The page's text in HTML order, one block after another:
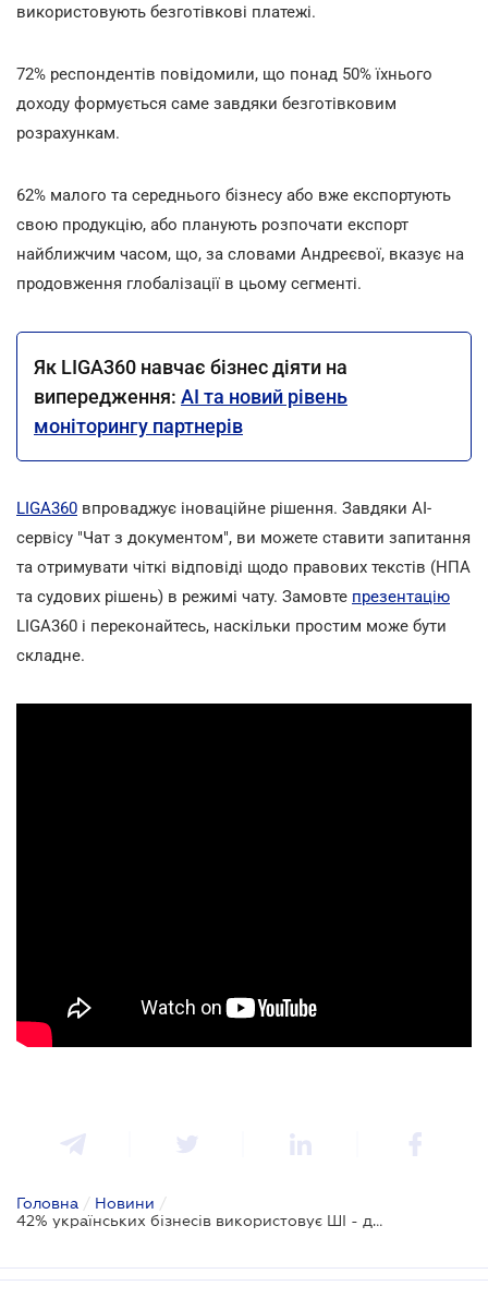
використовують безготівкові платежі.
72% респондентів повідомили, що понад 50% їхнього
доходу формується саме завдяки безготівковим
розрахункам.
62% малого та середнього бізнесу або вже експортують
свою продукцію, або планують розпочати експорт
найближчим часом, що, за словами Андреєвої, вказує на
продовження глобалізації в цьому сегменті.
Як LIGA360 навчає бізнес діяти на
випередження: AI та новий рівень
моніторингу партнерів
LIGA360 впроваджує іноваційне рішення. Завдяки AI-
сервісу "Чат з документом", ви можете ставити запитання
та отримувати чіткі відповіді щодо правових текстів (НПА
та судових рішень) в режимі чату. Замовте презентацію
LIGA360 і переконайтесь, наскільки простим може бути
складне.
Головна / Новини /
42% українських бізнесів використовує ШІ - дослідження